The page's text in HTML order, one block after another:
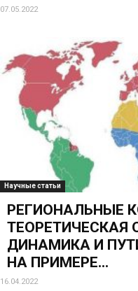
07.05.2022
Научные статьи
РЕГИОНАЛЬНЫЕ
ТЕОРЕТИЧЕСКАЯ
ДИНАМИКА И
НА ПРИМЕРЕ...
16.04.2022